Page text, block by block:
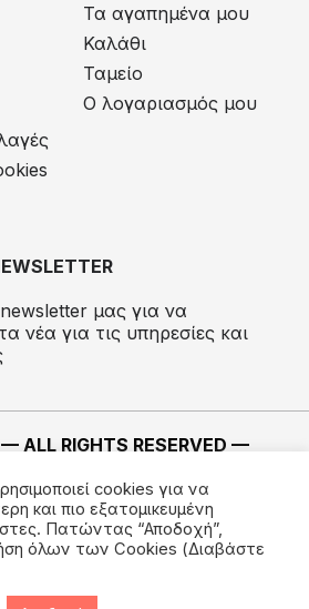
Τα αγαπημένα μου
Καλάθι
Ταμείο
Ο λογαριασμός μου
μας για να
νέα για τις υπηρεσίες και
ALL RIGHTS RESERVED —
cookies για να
και πιο εξατομικευμένη
Πατώντας “Αποδοχή”,
όλων των Cookies (Διαβάστε